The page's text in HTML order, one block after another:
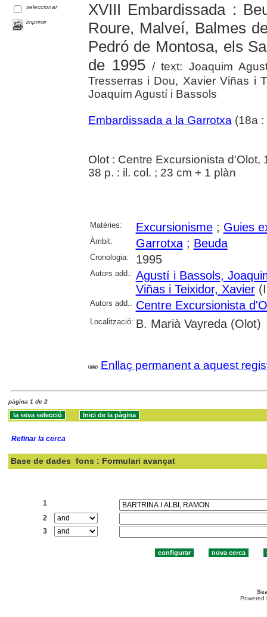
seleccionar
imprimir
XVIII Embardissada :
Roure, Malveí, Balmes
Pedró de Montosa, els
de 1995 / text: Joaquim
Tresserras i Dou, Xavier Viñas i
Joaquim Agustí i Bassols
Embardissada a la Garrotxa(18a :
Olot : Centre Excursionista d'Olot,
38 p. : il. col. ; 23 cm + 1 plàn
Matèries: Excursionisme; Guies
Àmbit: Garrotxa; Beuda
Cronologia: 1995
Autors add.: Agustí i Bassols,
Viñas i Teixidor, Xavier
Autors add.: Centre Excursionista
Localització: B. Marià Vayreda (Olot)
Enllaç permanent a aquest
pàgina 1 de 2
Refinar la cerca
Base de dades fons : Formulari avançat
1
2
3